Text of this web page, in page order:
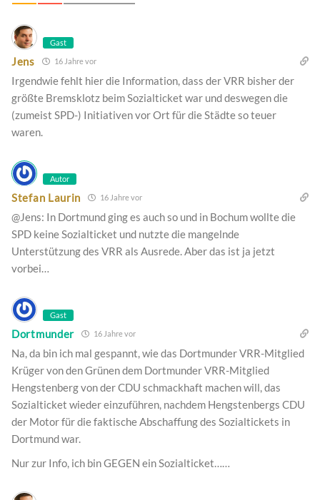
Gast
Jens 16 Jahre vor
Irgendwie fehlt hier die Information, dass der VRR bisher der
größte Bremsklotz beim Sozialticket war und deswegen die
(zumeist SPD-) Initiativen vor Ort für die Städte so teuer
waren.
Autor
Stefan Laurin 16 Jahre vor
@Jens: In Dortmund ging es auch so und in Bochum wollte die
SPD keine Sozialticket und nutzte die mangelnde
Unterstützung des VRR als Ausrede. Aber das ist ja jetzt
vorbei…
Gast
Dortmunder 16 Jahre vor
Na, da bin ich mal gespannt, wie das Dortmunder VRR-Mitglied
Krüger von den Grünen dem Dortmunder VRR-Mitglied
Hengstenberg von der CDU schmackhaft machen will, das
Sozialticket wieder einzuführen, nachdem Hengstenbergs CDU
der Motor für die faktische Abschaffung des Sozialtickets in
Dortmund war.
Nur zur Info, ich bin GEGEN ein Sozialticket……